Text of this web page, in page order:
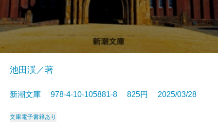
池田渓／著
新潮文庫 978-4-10-105881-8 825円 2025/03/28
文庫電子書籍あり